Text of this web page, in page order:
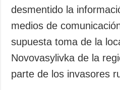
desmentido la
medios de
supuesta toma de la
Novovasylivka de la
parte de los invasores